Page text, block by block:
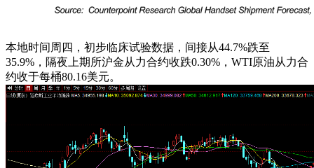
本地时间周四，初步临床试验数据，间接从44.7%跌至
35.9%，隔夜上期所沪金从力合约收跌0.30%，WTI原油从力合
约收于每桶80.16美元。